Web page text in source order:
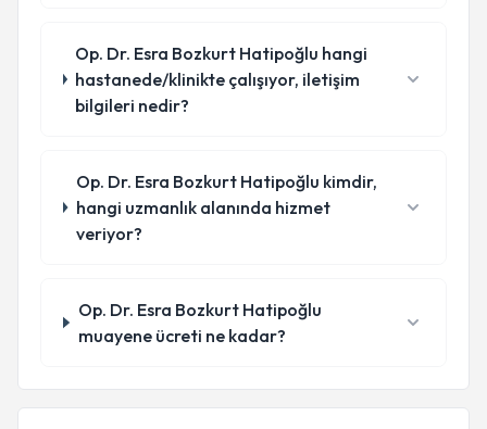
Op. Dr. Esra Bozkurt Hatipoğlu hangi
hastanede/klinikte çalışıyor, iletişim
bilgileri nedir?
Op. Dr. Esra Bozkurt Hatipoğlu kimdir,
hangi uzmanlık alanında hizmet
veriyor?
Op. Dr. Esra Bozkurt Hatipoğlu
muayene ücreti ne kadar?